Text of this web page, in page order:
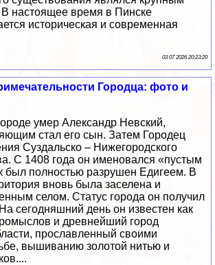
настоящее время в Пинске
историческая и современная
03 07 2026 20:23:20
Городца: фото и
умер Александр Невский,
стал его сын. Затем Городец
Суздальско – Нижегородского
С 1408 года он именовался «пустым
был полностью разрушен Едигеем. В
вновь была заселена и
селом. Статус города он получил
сегодняшний день он известен как
и древнейший город
прославленный своими
вышиванию золотой нитью и